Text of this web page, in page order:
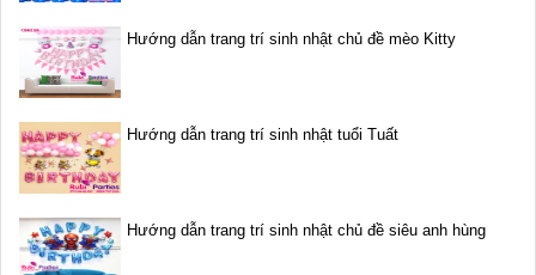
Hướng dẫn trang trí sinh nhật chủ đề mèo Kitty
Hướng dẫn trang trí sinh nhật tuổi Tuất
Hướng dẫn trang trí sinh nhật chủ đề siêu anh hùng